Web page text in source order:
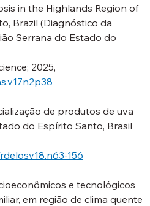
in the Highlands Region of
Brazil (Diagnóstico da
Serrana do Estado do
2025,
de produtos de uva
do Espírito Santo, Brasil
156
e tecnológicos
em região de clima quente